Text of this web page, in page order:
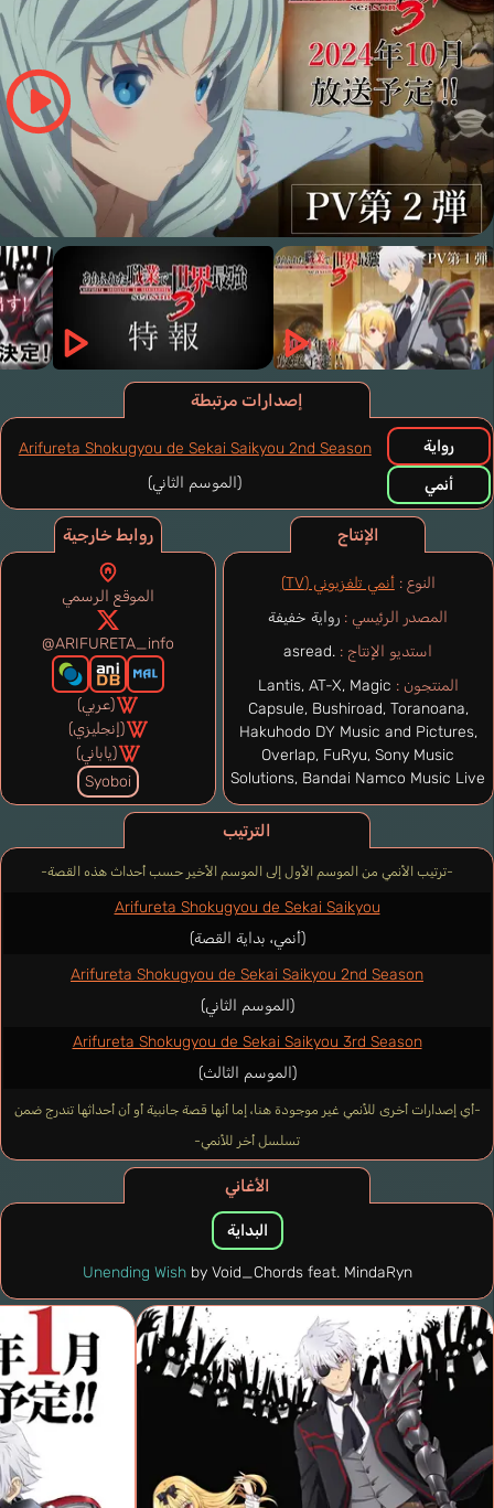
الإنتاج
النوع :أنمي تلفزيوني (TV)
المصدر الرئيسي : رواية خفيفة
استديو الإنتاج : asread.
المنتجون : Lantis, AT-X, Magic
Capsule, Bushiroad, Toranoana,
Hakuhodo DY Music and Pictures,
Overlap, FuRyu, Sony Music
Solutions, Bandai Namco Music Live
إصدارات مرتبطة
رواية
أنمي
Arifureta Shokugyou de Sekai Saikyou 2nd Season
(الموسم الثاني)
الترتيب
-ترتيب الأنمي من الموسم الأول إلى الموسم الأخير حسب أحداث هذه القصة-
Arifureta Shokugyou de Sekai Saikyou
(أنمي، بداية القصة)
Arifureta Shokugyou de Sekai Saikyou 2nd Season
(الموسم الثاني)
Arifureta Shokugyou de Sekai Saikyou 3rd Season
(الموسم الثالث)
-أي إصدارات أخرى للأنمي غير موجودة هنا، إما أنها قصة جانبية أو أن أحداثها تندرج ضمن
تسلسل أخر للأنمي-
الأغاني
البداية
Unending Wishby Void_Chords feat. MindaRyn
روابط خارجية
الموقع الرسمي
@ARIFURETA_info
(عربي)
(إنجليزي)
(ياباني)
Syoboi